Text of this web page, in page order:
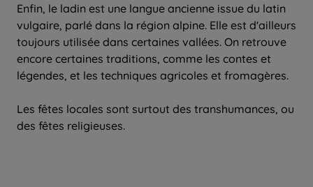
Enfin, le ladin est une langue ancienne issue du latin
vulgaire, parlé dans la région alpine. Elle est d'ailleurs
toujours utilisée dans certaines vallées. On retrouve
encore certaines traditions, comme les contes et
légendes, et les techniques agricoles et fromagères.
Les fêtes locales sont surtout des transhumances, ou
des fêtes religieuses.